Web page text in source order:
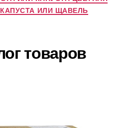
ИЛИ ЩАВЕЛЬ
товаров